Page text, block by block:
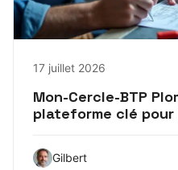
17 juillet 2026
Mon-Cercle-BTP
plateforme clé pour
Gilbert